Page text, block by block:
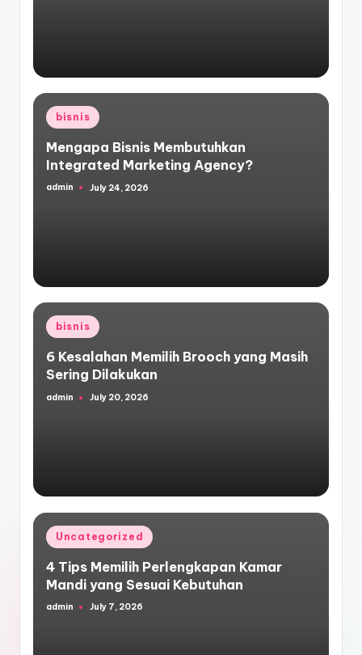
Posted
in
bisnis
Mengapa Bisnis Membutuhkan
Integrated Marketing Agency?
Posted
admin July 24, 2026
Posted
in
bisnis
6 Kesalahan Memilih Brooch yang Masih
Sering Dilakukan
Posted
admin July 20, 2026
Posted
in
Uncategorized
4 Tips Memilih Perlengkapan Kamar
Mandi yang Sesuai Kebutuhan
Posted
admin July 7, 2026